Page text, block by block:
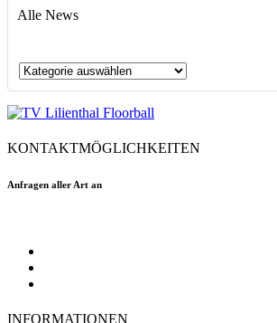
Alle News
Alle
KONTAKTMÖGLICHKEITEN
Anfragen aller Art an
INFORMATIONEN